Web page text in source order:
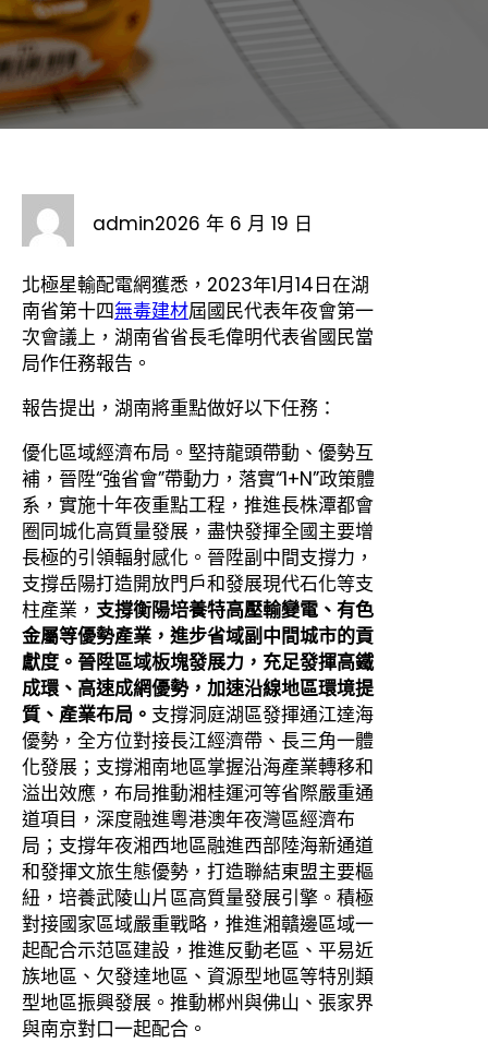
admin2026 年 6 月 19 日
北極星輸配電網獲悉，2023年1月14日在湖
南省第十四無毒建材屆國民代表年夜會第一
次會議上，湖南省省長毛偉明代表省國民當
局作任務報告。
報告提出，湖南將重點做好以下任務：
優化區域經濟布局。堅持龍頭帶動、優勢互
補，晉陞“強省會”帶動力，落實“1+N”政策體
系，實施十年夜重點工程，推進長株潭都會
圈同城化高質量發展，盡快發揮全國主要增
長極的引領輻射感化。晉陞副中間支撐力，
支撐岳陽打造開放門戶和發展現代石化等支
柱產業， 支撐衡陽培養特高壓輸變電、有色
金屬等優勢產業，進步省域副中間城市的貢
獻度。晉陞區域板塊發展力，充足發揮高鐵
成環、高速成網優勢，加速沿線地區環境提
質、產業布局。 支撐洞庭湖區發揮通江達海
優勢，全方位對接長江經濟帶、長三角一體
化發展；支撐湘南地區掌握沿海產業轉移和
溢出效應，布局推動湘桂運河等省際嚴重通
道項目，深度融進粵港澳年夜灣區經濟布
局；支撐年夜湘西地區融進西部陸海新通道
和發揮文旅生態優勢，打造聯結東盟主要樞
紐，培養武陵山片區高質量發展引擎。積極
對接國家區域嚴重戰略，推進湘贛邊區域一
起配合示范區建設，推進反動老區、平易近
族地區、欠發達地區、資源型地區等特別類
型地區振興發展。推動郴州與佛山、張家界
與南京對口一起配合。